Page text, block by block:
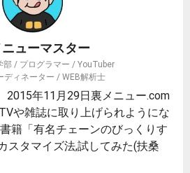
ューマスター
部 / プログラマー / YouTuber
ディネーター / WEB解析士
2015年11月29日裏メニュー.com
や雑誌に取り上げられようにな
籍「有名チェーンのびっくりす
スタマイズ法,試してみた(扶桑